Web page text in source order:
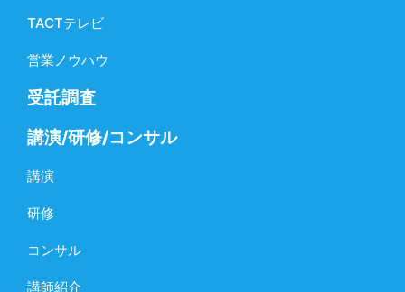
TACTテレビ
営業ノウハウ
受託調査
講演/研修/コンサル
講演
研修
コンサル
講師紹介